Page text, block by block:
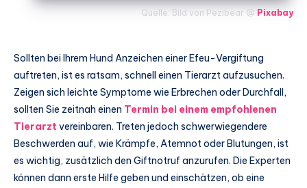
Quelle: Bild von Pezibear @ Pixabay
Sollten bei Ihrem Hund Anzeichen einer Efeu-Vergiftung
auftreten, ist es ratsam, schnell einen Tierarzt aufzusuchen.
Zeigen sich leichte Symptome wie Erbrechen oder Durchfall,
sollten Sie zeitnah einen Termin bei einem empfohlenen
Tierarzt vereinbaren. Treten jedoch schwerwiegendere
Beschwerden auf, wie Krämpfe, Atemnot oder Blutungen, ist
es wichtig, zusätzlich den Giftnotruf anzurufen. Die Experten
können dann erste Hilfe geben und einschätzen, ob eine